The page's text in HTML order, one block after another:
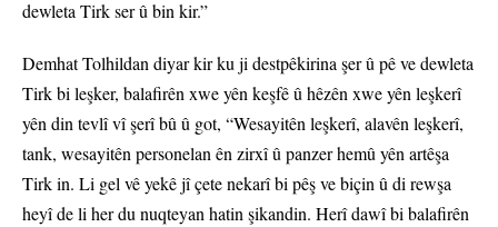
dewleta Tirk ser û bin kir.”
Demhat Tolhildan diyar kir ku ji destpêkirina şer û pê ve dewleta
Tirk bi leşker, balafirên xwe yên keşfê û hêzên xwe yên leşkerî
yên din tevlî vî şerî bû û got, “Wesayitên leşkerî, alavên leşkerî,
tank, wesayitên personelan ên zirxî û panzer hemû yên artêşa
Tirk in. Li gel vê yekê jî çete nekarî bi pêş ve biçin û di rewşa
heyî de li her du nuqteyan hatin şikandin. Herî dawî bi balafirên